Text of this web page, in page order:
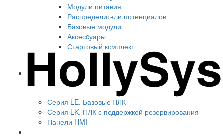
Модули питания
Распределители потенциалов
Базовые модули
Аксесcуары
Стартовый комплект
Серия LE. Базовые ПЛК
Серия LK. ПЛК с поддержкой резервирования
Панели HMI